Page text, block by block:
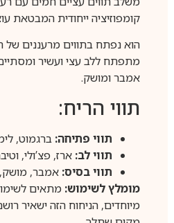
קומפוזיציה ייחודית המבטאת
הוא נפתח בתווים מרעננים של
מתפתח ללב עצי ועשיר
אמבר ומושק.
תווי הריח:
תווי פתיחה:ברגמוט,
תווי לב:ארז, פצ’ולי,
תווי בסיס:אמבר, מושק,
מומלץ לשימוש:מתאים לשימוש
מיוחדים, הניחוח הזה ישאיר